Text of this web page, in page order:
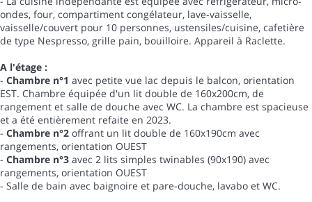
ondes, four, compartiment congélateur, lave-vaisselle,
vaisselle/couvert pour 10 personnes, ustensiles/cuisine, cafetière
de type Nespresso, grille pain, bouilloire. Appareil à Raclette.
A l'étage :
- Chambre n°1 avec petite vue lac depuis le balcon, orientation
EST. Chambre équipée d'un lit double de 160x200cm, de
rangement et salle de douche avec WC. La chambre est spacieuse
et a été entièrement refaite en 2023.
- Chambre n°2 offrant un lit double de 160x190cm avec
rangements, orientation OUEST
- Chambre n°3 avec 2 lits simples twinables (90x190) avec
rangements, orientation OUEST
- Salle de bain avec baignoire et pare-douche, lavabo et WC.